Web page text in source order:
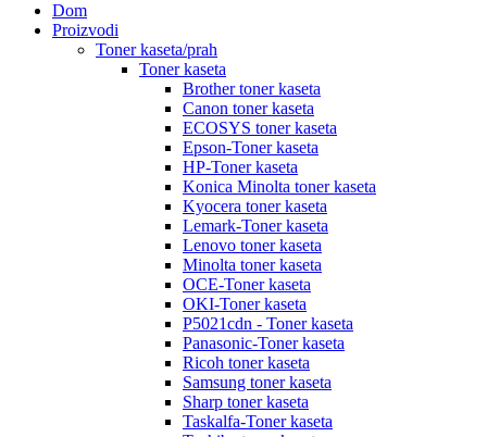
Dom
Proizvodi
Toner kaseta/prah
Toner kaseta
Brother toner kaseta
Canon toner kaseta
ECOSYS toner kaseta
Epson-Toner kaseta
HP-Toner kaseta
Konica Minolta toner kaseta
Kyocera toner kaseta
Lemark-Toner kaseta
Lenovo toner kaseta
Minolta toner kaseta
OCE-Toner kaseta
OKI-Toner kaseta
P5021cdn - Toner kaseta
Panasonic-Toner kaseta
Ricoh toner kaseta
Samsung toner kaseta
Sharp toner kaseta
Taskalfa-Toner kaseta